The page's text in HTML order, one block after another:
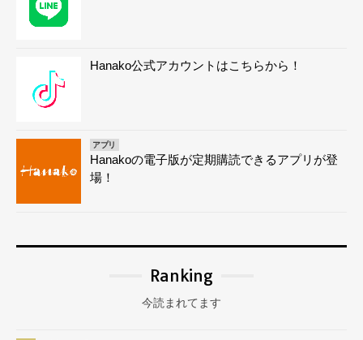
Hanako公式アカウントはこちらから！
アプリ
Hanakoの電子版が定期購読できるアプリが登
場！
Ranking
今読まれてます